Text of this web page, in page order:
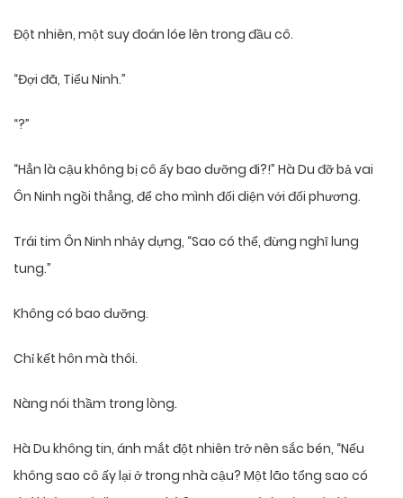
Đột nhiên, một suy đoán lóe lên trong đầu cô.
“Đợi đã, Tiểu Ninh.”
“?”
“Hẳn là cậu không bị cô ấy bao dưỡng đi?!” Hà Du đỡ bả vai
Ôn Ninh ngồi thẳng, để cho mình đối diện với đối phương.
Trái tim Ôn Ninh nhảy dựng, “Sao có thể, đừng nghĩ lung
tung.”
Không có bao dưỡng.
Chỉ kết hôn mà thôi.
Nàng nói thầm trong lòng.
Hà Du không tin, ánh mắt đột nhiên trở nên sắc bén, “Nếu
không sao cô ấy lại ở trong nhà cậu? Một lão tổng sao có